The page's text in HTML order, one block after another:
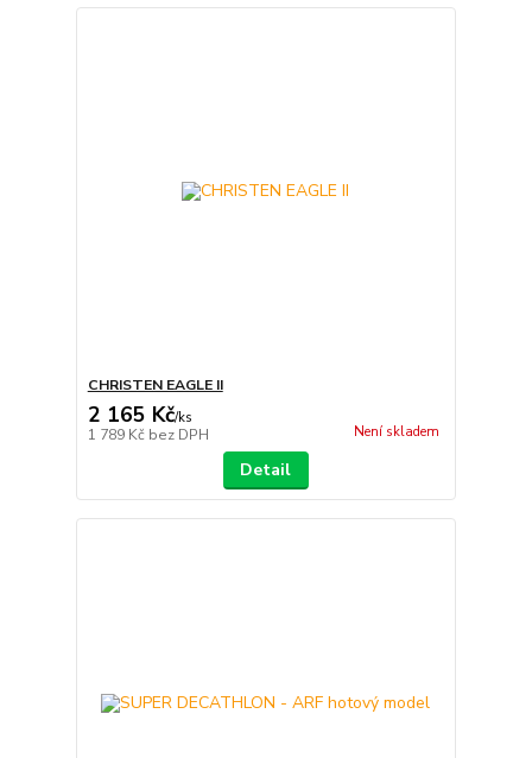
CHRISTEN EAGLE II
2 165 Kč/ks
1 789 Kč bez DPH Není skladem
Detail